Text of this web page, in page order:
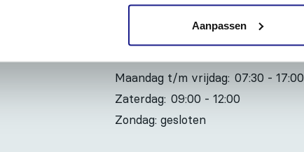
Aanpassen
Maandag t/m vrijdag: 07:30 - 17:00
Zaterdag: 09:00 - 12:00
Zondag: gesloten